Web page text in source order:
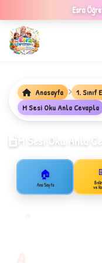
Esra
Anasayfa 1.
M Sesi Oku Anla Cevapla
M Sesi Oku Anla
🏠
Ana Sayfa
ve